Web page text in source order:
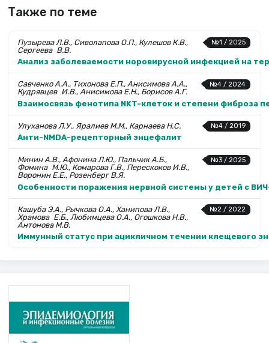
Также по теме
№1 / 2025
Пузырева Л.В., Сиволапова О.П., Кулешов К.В.,
Сергеева В.В.
Анализ заболеваемости норовирусной инфекцией на
№4 / 2024
Савченко А.А., Тихонова Е.П., Анисимова А.А.,
Кудрявцев И.В., Анисимова Е.Н., Борисов А.Г.
Взаимосвязь фенотипа NKT-клеток и степени фиброза
№4 / 2019
Улуханова Л.У., Яралиев М.М., Карнаева Н.С.
Анти-NMDA-рецепторный энцефалит
№3 / 2025
Минин А.В., Афонина Л.Ю., Пальчик А.Б.,
Фомина М.Ю., Комарова Г.В., Перескоков И.В.,
Воронин Е.Е., Розенберг В.Я.
Особенности поражения нервной системы у детей c
№2 / 2022
Кашуба Э.А., Рычкова О.А., Ханипова Л.В.,
Храмова Е.Б., Любимцева О.А., Огошкова Н.В.,
Антонова М.В.
Иммунный статус при ацикличном течении клещевого